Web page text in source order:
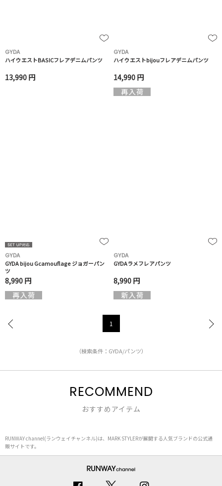
GYDA
ハイウエストBASICフレアデニムパンツ
13,990 円
GYDA
ハイウエストbijouフレアデニムパンツ
14,990 円
GYDA
GYDA bijou Gcamouflage ジョガーパン
ツ
8,990 円
GYDA
GYDAラメフレアパンツ
8,990 円
1
（検索条件：GYDA/パンツ）
RECOMMEND
おすすめアイテム
RUNWAY channel(ランウェイチャンネル)は、MARK STYLERが展開する人気ブランドの公式通
販サイトです。